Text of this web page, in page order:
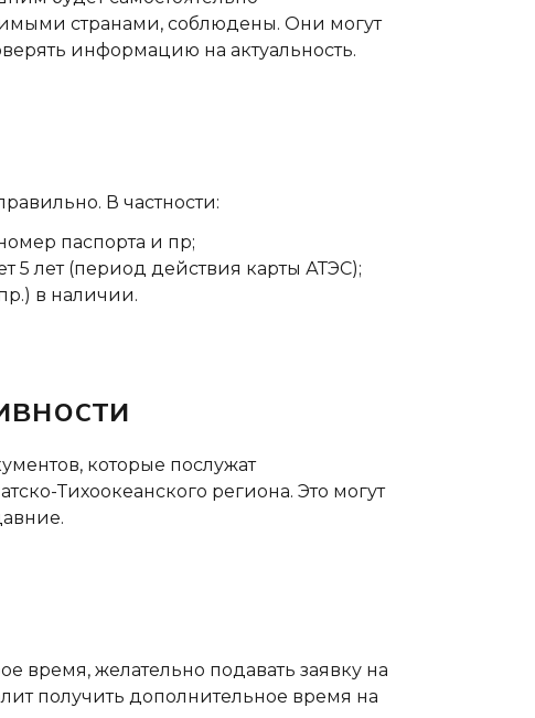
странами, соблюдены. Они могут
информацию на актуальность.
В частности:
паспорта и пр;
5 лет (период действия карты АТЭС);
в наличии.
которые послужат
Тихоокеанского региона. Это могут
время, желательно подавать заявку на
получить дополнительное время на